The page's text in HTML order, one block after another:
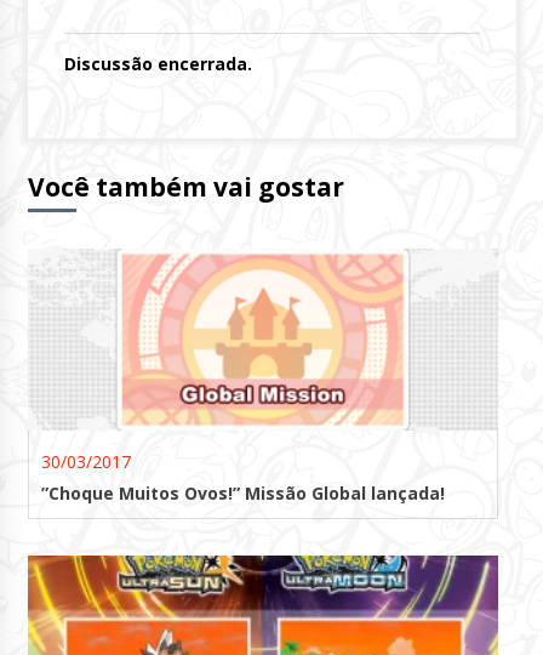
Discussão encerrada.
Você também vai gostar
30/03/2017
”Choque Muitos Ovos!” Missão Global lançada!